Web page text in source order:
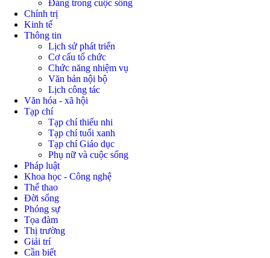
Đảng trong cuộc sống
Chính trị
Kinh tế
Thông tin
Lịch sử phát triển
Cơ cấu tổ chức
Chức năng nhiệm vụ
Văn bản nội bộ
Lịch công tác
Văn hóa - xã hội
Tạp chí
Tạp chí thiếu nhi
Tạp chí tuổi xanh
Tạp chí Giáo dục
Phụ nữ và cuộc sống
Pháp luật
Khoa học - Công nghệ
Thể thao
Đời sống
Phóng sự
Tọa đàm
Thị trường
Giải trí
Cần biết